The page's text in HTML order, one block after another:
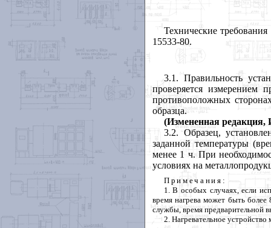
Технические
15533-80.
3.1 . Правильность
проверяется измерением
противоположных
образца.
(Измененная
3.2. Образец, уста
заданной температуры
менее 1 ч. При
условиях на
Примечания :
1
. В особых случаях, если
время нагрева может быть
службы, время предварительной
2 . Нагревательное